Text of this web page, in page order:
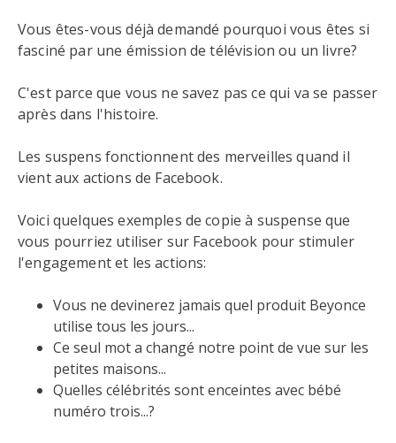
Vous êtes-vous déjà demandé pourquoi vous êtes si
fasciné par une émission de télévision ou un livre?
C'est parce que vous ne savez pas ce qui va se passer
après dans l'histoire.
Les suspens fonctionnent des merveilles quand il
vient aux actions de Facebook.
Voici quelques exemples de copie à suspense que
vous pourriez utiliser sur Facebook pour stimuler
l'engagement et les actions:
Vous ne devinerez jamais quel produit Beyonce
utilise tous les jours...
Ce seul mot a changé notre point de vue sur les
petites maisons...
Quelles célébrités sont enceintes avec bébé
numéro trois...?